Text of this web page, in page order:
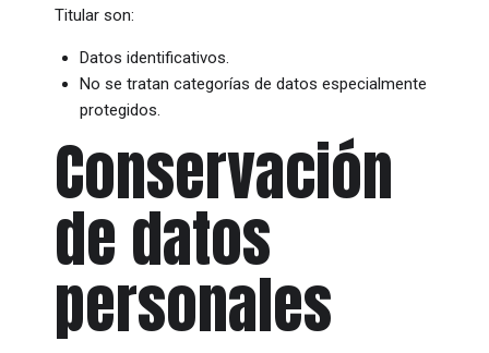
Titular son:
Datos identificativos.
No se tratan categorías de datos especialmente
protegidos.
Conservación
de datos
personales